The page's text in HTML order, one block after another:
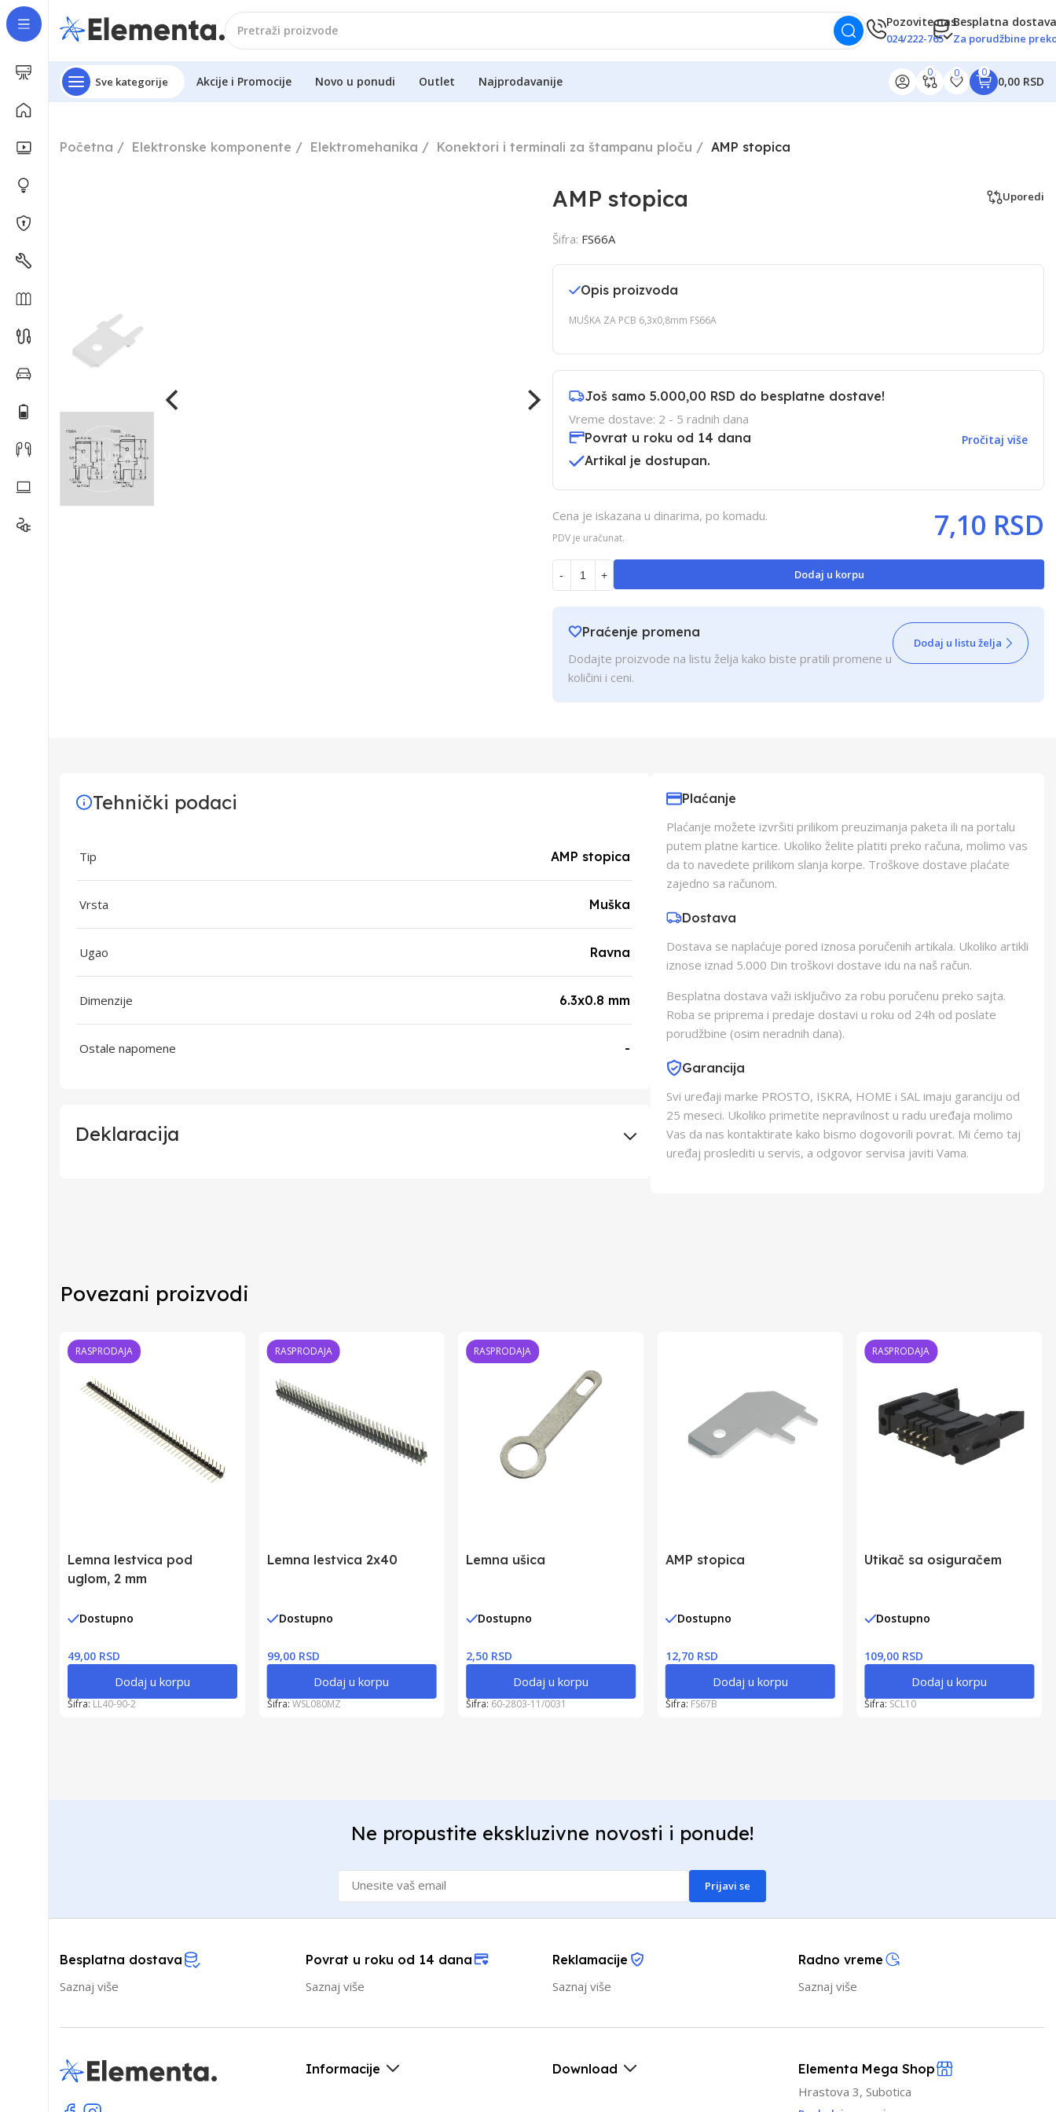
Pozovite nas
024/222-765
Besplatna
Za porudžbine
Sve kategorije Akcije i Promocije Novo u ponudi Outlet Najprodavanije
0 0 0
0,00 RSD
Početna Elektronske komponente Elektromehanika Konektori i terminali za štampanu ploču AMP stopica
AMP stopica Uporedi
Šifra: FS66A
Opis proizvoda
MUŠKA ZA PCB 6,3x0,8mm FS66A
Još samo 5.000,00 RSD do besplatne dostave!
Vreme dostave: 2 - 5 radnih dana
Povrat u roku od 14 dana
Pročitaj više
Artikal je dostupan.
Cena je iskazana u dinarima, po komadu.
PDV je uračunat. 7,10 RSD
- + Dodaj u korpu
Praćenje promena
Dodajte proizvode na listu želja kako biste pratili promene u
količini i ceni.
Dodaj u listu želja
Tehnički podaci
Tip AMP stopica
Vrsta Muška
Ugao Ravna
Dimenzije 6.3x0.8 mm
Ostale napomene -
Deklaracija
Plaćanje
Plaćanje možete izvršiti prilikom preuzimanja paketa ili na portalu
putem platne kartice. Ukoliko želite platiti preko računa, molimo vas
da to navedete prilikom slanja korpe. Troškove dostave plaćate
zajedno sa računom.
Dostava
Dostava se naplaćuje pored iznosa poručenih artikala. Ukoliko artikli
iznose iznad 5.000 Din troškovi dostave idu na naš račun.
Besplatna dostava važi isključivo za robu poručenu preko sajta.
Roba se priprema i predaje dostavi u roku od 24h od poslate
porudžbine (osim neradnih dana).
Garancija
Svi uređaji marke PROSTO, ISKRA, HOME i SAL imaju garanciju od
25 meseci. Ukoliko primetite nepravilnost u radu uređaja molimo
Vas da nas kontaktirate kako bismo dogovorili povrat. Mi ćemo taj
uređaj proslediti u servis, a odgovor servisa javiti Vama.
Povezani proizvodi
RASPRODAJA
Lemna lestvica pod
uglom, 2 mm
Dostupno
49,00 RSD
Dodaj u korpu
Šifra: LL40-90-2
RASPRODAJA
Lemna lestvica 2x40
Dostupno
99,00 RSD
Dodaj u korpu
Šifra: WSL080MZ
RASPRODAJA
Lemna ušica
Dostupno
2,50 RSD
Dodaj u korpu
Šifra: 60-2803-11/0031
AMP stopica
Dostupno
12,70 RSD
Dodaj u korpu
Šifra: FS67B
RASPRODAJA
Utikač sa osiguračem
Dostupno
109,00 RSD
Dodaj u korpu
Šifra: SCL10
Ne propustite ekskluzivne novosti i ponude!
Prijavi se
Besplatna dostava
Saznaj više
Povrat u roku od 14 dana
Saznaj više
Reklamacije
Saznaj više
Radno vreme
Saznaj više
Informacije Download
Elementa Mega Shop
Hrastova 3, Subotica